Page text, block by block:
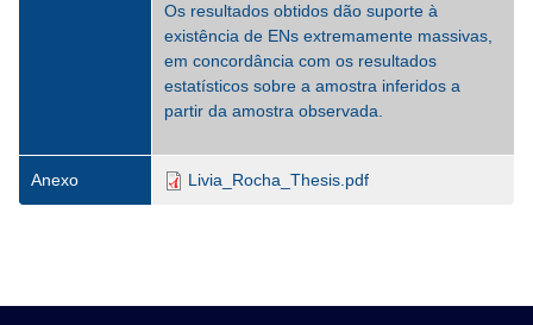
Os resultados obtidos dão suporte à
existência de ENs extremamente massivas,
em concordância com os resultados
estatísticos sobre a amostra inferidos a
partir da amostra observada.
Anexo Livia_Rocha_Thesis.pdf